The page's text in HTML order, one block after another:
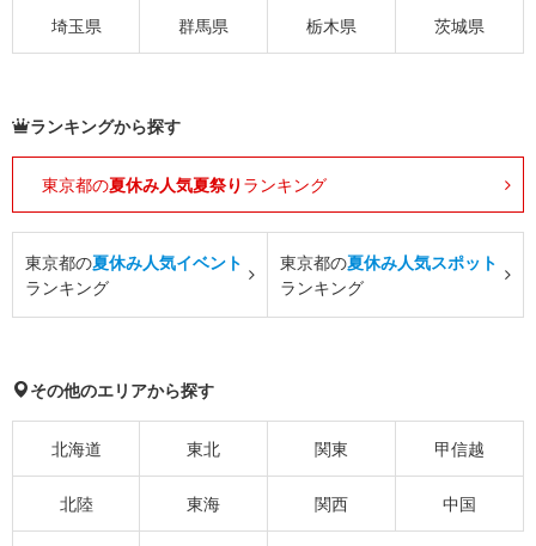
埼玉県 群馬県 栃木県 茨城県
ランキングから探す
東京都の夏休み人気夏祭り ランキング
東京都の夏休み人気イベント
ランキング
東京都の夏休み人気スポット
ランキング
その他のエリアから探す
北海道 東北 関東 甲信越
北陸 東海 関西 中国